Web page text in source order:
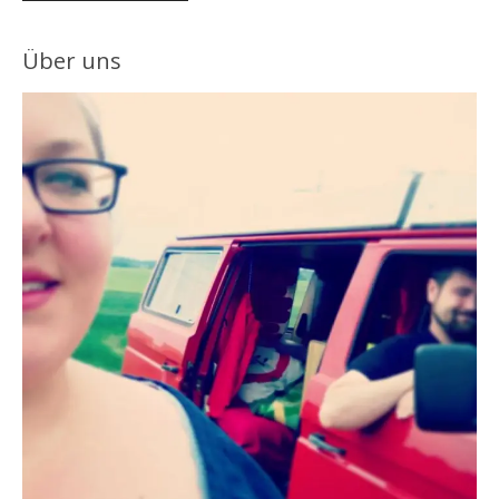
Über uns